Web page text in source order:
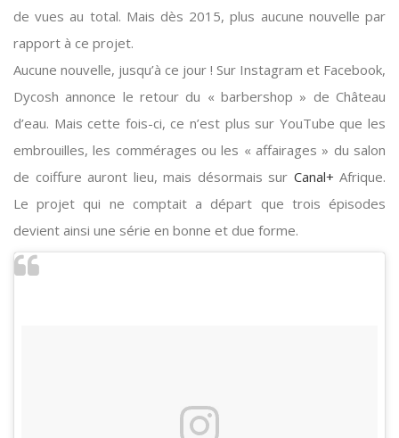
de vues au total. Mais dès 2015, plus aucune nouvelle par
rapport à ce projet.
Aucune nouvelle, jusqu’à ce jour ! Sur Instagram et Facebook,
Dycosh annonce le retour du « barbershop » de Château
d’eau. Mais cette fois-ci, ce n’est plus sur YouTube que les
embrouilles, les commérages ou les « affairages » du salon
de coiffure auront lieu, mais désormais sur Canal+ Afrique.
Le projet qui ne comptait a départ que trois épisodes
devient ainsi une série en bonne et due forme.